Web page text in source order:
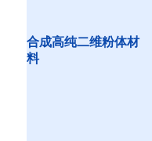
合成高纯二维粉体材
料